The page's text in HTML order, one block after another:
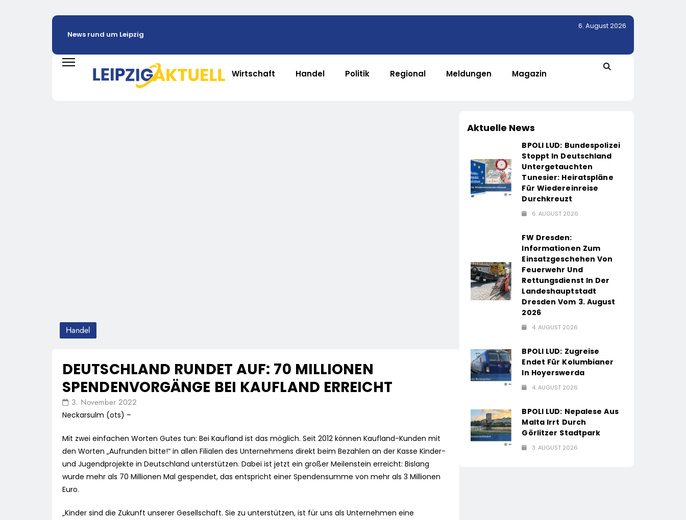
News rund um Leipzig
6. August 2026
Wirtschaft Handel Politik Regional Meldungen Magazin
Handel
DEUTSCHLAND RUNDET AUF: 70 MILLIONEN
SPENDENVORGÄNGE BEI KAUFLAND ERREICHT
3. November 2022
Neckarsulm (ots) –
Mit zwei einfachen Worten Gutes tun: Bei Kaufland ist das möglich. Seit 2012 können Kaufland-Kunden mit
den Worten „Aufrunden bitte!“ in allen Filialen des Unternehmens direkt beim Bezahlen an der Kasse Kinder-
und Jugendprojekte in Deutschland unterstützen. Dabei ist jetzt ein großer Meilenstein erreicht: Bislang
wurde mehr als 70 Millionen Mal gespendet, das entspricht einer Spendensumme von mehr als 3 Millionen
Euro.
„Kinder sind die Zukunft unserer Gesellschaft. Sie zu unterstützen, ist für uns als Unternehmen eine
Aktuelle News
BPOLI LUD: Bundespolizei
Stoppt In Deutschland
Untergetauchten
Tunesier: Heiratspläne
Für Wiedereinreise
Durchkreuzt
6. AUGUST 2026
FW Dresden:
Informationen Zum
Einsatzgeschehen Von
Feuerwehr Und
Rettungsdienst In Der
Landeshauptstadt
Dresden Vom 3. August
2026
4. AUGUST 2026
BPOLI LUD: Zugreise
Endet Für Kolumbianer
In Hoyerswerda
4. AUGUST 2026
BPOLI LUD: Nepalese Aus
Malta Irrt Durch
Görlitzer Stadtpark
3. AUGUST 2026